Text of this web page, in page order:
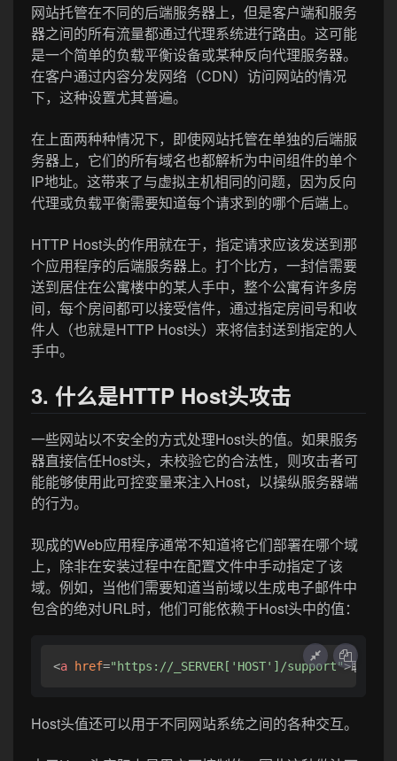
网站托管在不同的后端服务器上，但是客户端和服务
器之间的所有流量都通过代理系统进行路由。这可能
是一个简单的负载平衡设备或某种反向代理服务器。
在客户通过内容分发网络（CDN）访问网站的情况
下，这种设置尤其普遍。
在上面两种种情况下，即使网站托管在单独的后端服
务器上，它们的所有域名也都解析为中间组件的单个
IP地址。这带来了与虚拟主机相同的问题，因为反向
代理或负载平衡需要知道每个请求到的哪个后端上。
HTTP Host头的作用就在于，指定请求应该发送到那
个应用程序的后端服务器上。打个比方，一封信需要
送到居住在公寓楼中的某人手中，整个公寓有许多房
间，每个房间都可以接受信件，通过指定房间号和收
件人（也就是HTTP Host头）来将信封送到指定的人
手中。
3. 什么是HTTP Host头攻击
一些网站以不安全的方式处理Host头的值。如果服务
器直接信任Host头，未校验它的合法性，则攻击者可
能能够使用此可控变量来注入Host，以操纵服务器端
的行为。
现成的Web应用程序通常不知道将它们部署在哪个域
上，除非在安装过程中在配置文件中手动指定了该
域。例如，当他们需要知道当前域以生成电子邮件中
包含的绝对URL时，他们可能依赖于Host头中的值：
<a href="https://_SERVER['HOST']/support">联系支
Host头值还可以用于不同网站系统之间的各种交互。